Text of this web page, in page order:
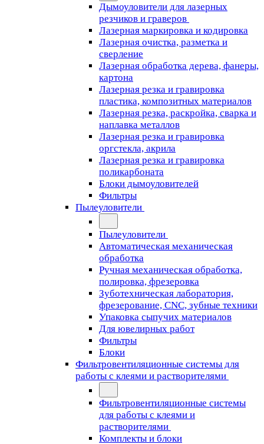
Дымоуловители для лазерных
резчиков и граверов
Лазерная маркировка и кодировка
Лазерная очистка, разметка и
сверление
Лазерная обработка дерева, фанеры,
картона
Лазерная резка и гравировка
пластика, композитных материалов
Лазерная резка, раскройка, сварка и
наплавка металлов
Лазерная резка и гравировка
оргстекла, акрила
Лазерная резка и гравировка
поликарбоната
Блоки дымоуловителей
Фильтры
Пылеуловители
Пылеуловители
Автоматическая механическая
обработка
Ручная механическая обработка,
полировка, фрезеровка
Зуботехническая лаборатория,
фрезерование, CNC, зубные техники
Упаковка сыпучих материалов
Для ювелирных работ
Фильтры
Блоки
Фильтровентиляционные системы для
работы с клеями и растворителями
Фильтровентиляционные системы
для работы с клеями и
растворителями
Комплекты и блоки